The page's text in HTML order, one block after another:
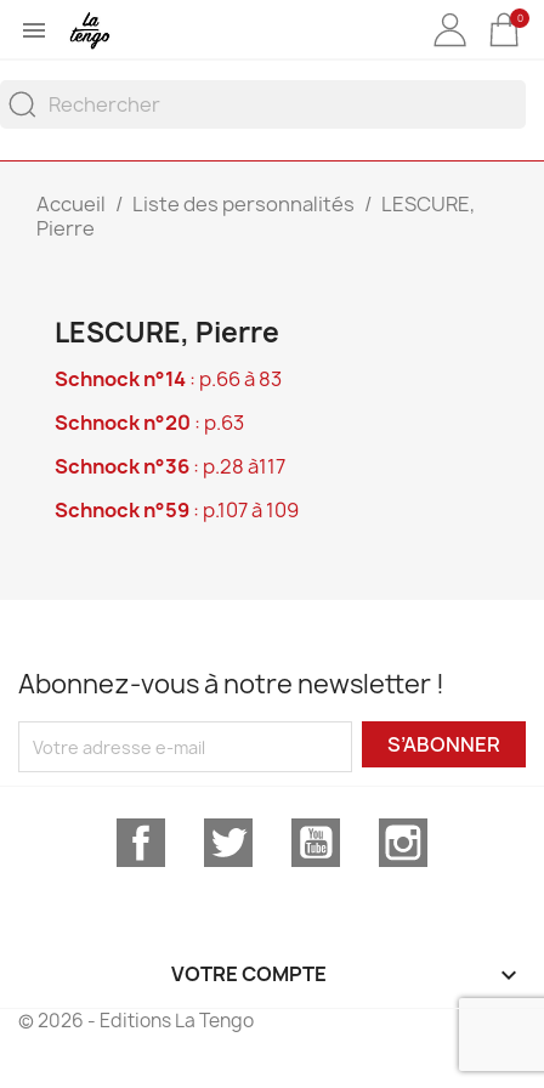
 0
Accueil Liste des personnalités
LESCURE,
Pierre
LESCURE, Pierre
Schnock n°14: p.66 à 83
Schnock n°20 : p.63
Schnock n°36: p.28 à117
Schnock n°59: p.107 à 109
Abonnez-vous à notre newsletter !
S’ABONNER
Facebook Twitter YouTube
VOTRE COMPTE 
© 2026 - Editions La Tengo